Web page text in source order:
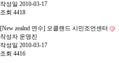
작성일 2010-03-17
조회 4418
[New zealnd 연수] 오클랜드 시민조언센터
작성자 운영진
작성일 2010-03-17
조회 4416